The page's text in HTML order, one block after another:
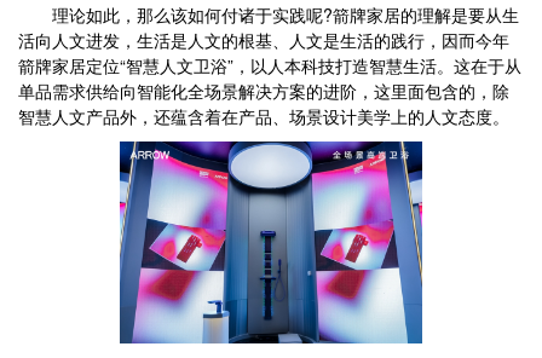
理论如此，那么该如何付诸于实践呢?箭牌家居的理解是要从生
活向人文进发，生活是人文的根基、人文是生活的践行，因而今年
箭牌家居定位“智慧人文卫浴”，以人本科技打造智慧生活。这在于从
单品需求供给向智能化全场景解决方案的进阶，这里面包含的，除
智慧人文产品外，还蕴含着在产品、场景设计美学上的人文态度。